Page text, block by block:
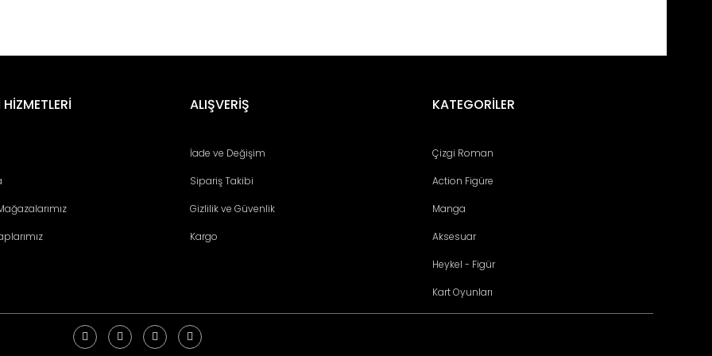
ALIŞVERİŞ
İade ve Değişim
Sipariş Takibi
Gizlilik ve Güvenlik
Kargo
KATEGORİLER
Çizgi Roman
Action Figüre
Manga
Aksesuar
Heykel - Figür
Kart Oyunları